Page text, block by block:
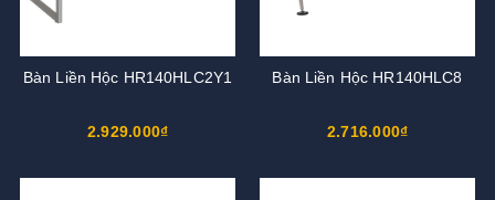
Bàn Liền Hộc HR140HLC2Y1
2.929.000₫
Bàn Liền Hộc HR140HLC8
2.716.000₫